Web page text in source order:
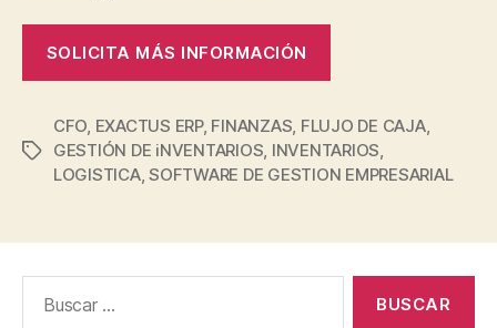
SOLICITA MÁS INFORMACIÓN
CFO, EXACTUS ERP, FINANZAS, FLUJO DE CAJA,
GESTIÓN DE iNVENTARIOS, INVENTARIOS,
LOGISTICA,SOFTWARE DE GESTION EMPRESARIAL